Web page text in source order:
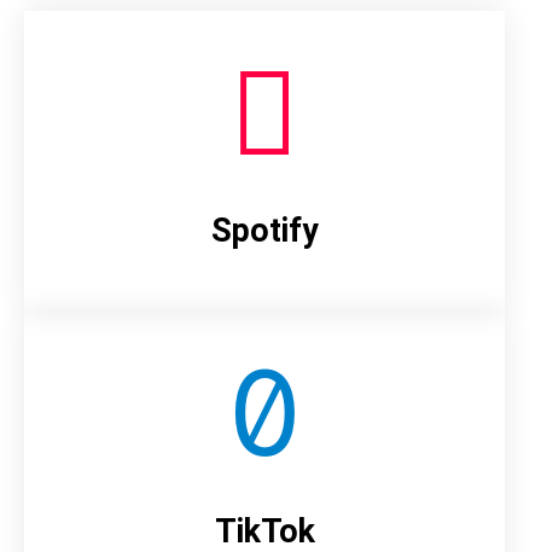
Spotify
TikTok